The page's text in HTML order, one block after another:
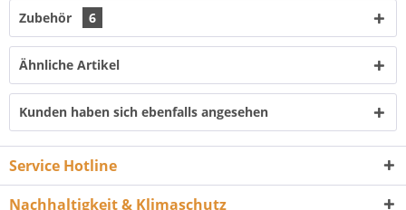
Zubehör 6
Ähnliche Artikel
Kunden haben sich ebenfalls angesehen
Service Hotline
Nachhaltigkeit & Klimaschutz